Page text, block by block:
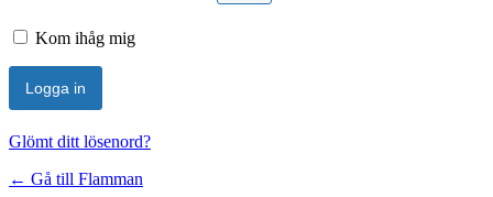
Kom ihåg mig
Glömt ditt lösenord?
← Gå till Flamman